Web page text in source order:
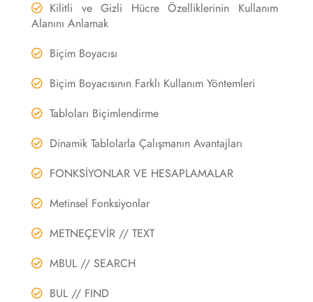
Kilitli ve Gizli Hücre Özelliklerinin Kullanım
Alanını Anlamak
Biçim Boyacısı
Biçim Boyacısının Farklı Kullanım Yöntemleri
Tabloları Biçimlendirme
Dinamik Tablolarla Çalışmanın Avantajları
FONKSİYONLAR VE HESAPLAMALAR
Metinsel Fonksiyonlar
METNEÇEVİR // TEXT
MBUL // SEARCH
BUL // FIND